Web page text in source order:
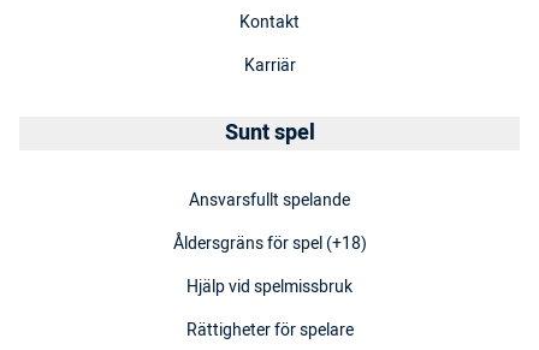
Kontakt
Karriär
Sunt spel
Ansvarsfullt spelande
Åldersgräns för spel (+18)
Hjälp vid spelmissbruk
Rättigheter för spelare